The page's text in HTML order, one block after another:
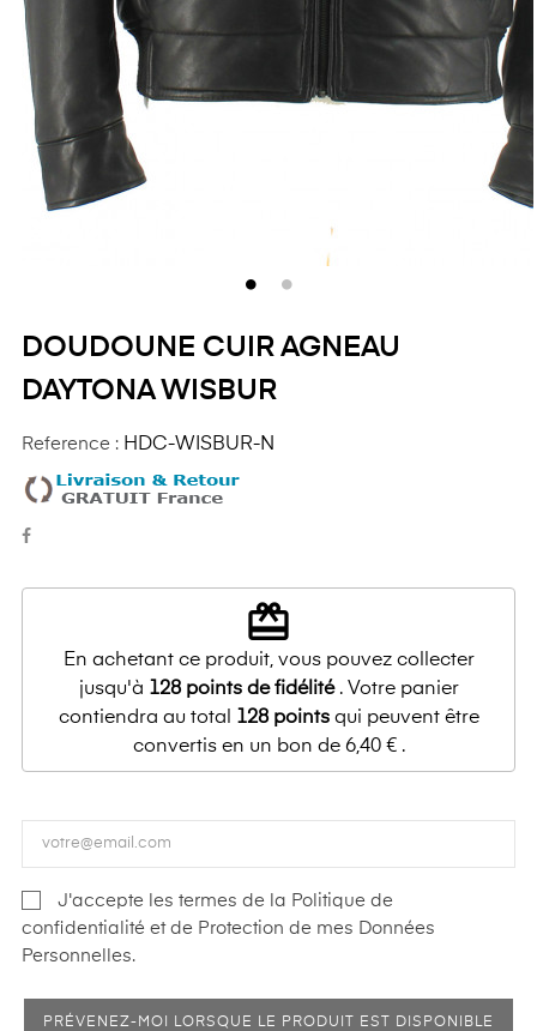
DOUDOUNE CUIR AGNEAU
DAYTONA WISBUR
Reference : HDC-WISBUR-N
redeem
En achetant ce produit, vous pouvez collecter
jusqu'à 128points de fidélité. Votre panier
contiendra au total 128pointsqui peuvent être
convertis en un bon de 6,40 €.
J'accepte les termes de la Politique de
confidentialité et de Protection de mes Données
Personnelles.
PRÉVENEZ-MOI LORSQUE LE PRODUIT EST DISPONIBLE